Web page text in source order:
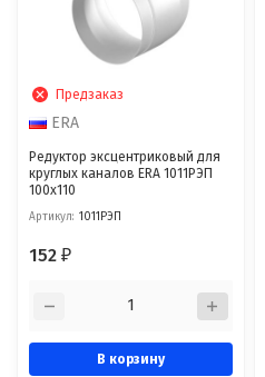
Предзаказ
ERA
Редуктор эксцентриковый для
круглых каналов ERA 1011РЭП
100x110
Артикул: 1011РЭП
152₽
В корзину